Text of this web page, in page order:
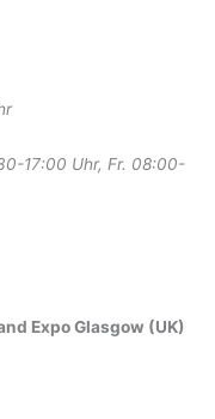
17:00 Uhr, Fr. 08:00-
Expo Glasgow (UK)